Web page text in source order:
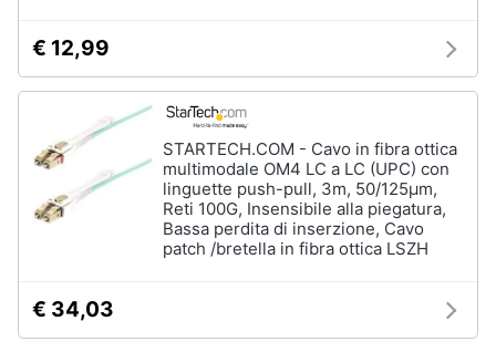
€ 12,99
STARTECH.COM - Cavo in fibra ottica
multimodale OM4 LC a LC (UPC) con
linguette push-pull, 3m, 50/125µm,
Reti 100G, Insensibile alla piegatura,
Bassa perdita di inserzione, Cavo
patch /bretella in fibra ottica LSZH
€ 34,03